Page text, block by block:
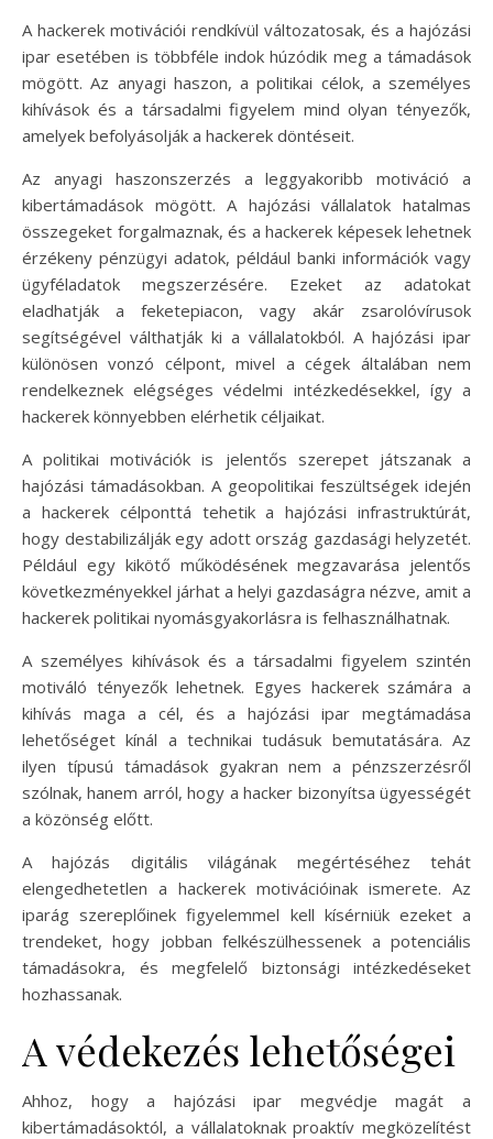
A hackerek motivációi rendkívül változatosak, és a hajózási
ipar esetében is többféle indok húzódik meg a támadások
mögött. Az anyagi haszon, a politikai célok, a személyes
kihívások és a társadalmi figyelem mind olyan tényezők,
amelyek befolyásolják a hackerek döntéseit.
Az anyagi haszonszerzés a leggyakoribb motiváció a
kibertámadások mögött. A hajózási vállalatok hatalmas
összegeket forgalmaznak, és a hackerek képesek lehetnek
érzékeny pénzügyi adatok, például banki információk vagy
ügyféladatok megszerzésére. Ezeket az adatokat
eladhatják a feketepiacon, vagy akár zsarolóvírusok
segítségével válthatják ki a vállalatokból. A hajózási ipar
különösen vonzó célpont, mivel a cégek általában nem
rendelkeznek elégséges védelmi intézkedésekkel, így a
hackerek könnyebben elérhetik céljaikat.
A politikai motivációk is jelentős szerepet játszanak a
hajózási támadásokban. A geopolitikai feszültségek idején
a hackerek célponttá tehetik a hajózási infrastruktúrát,
hogy destabilizálják egy adott ország gazdasági helyzetét.
Például egy kikötő működésének megzavarása jelentős
következményekkel járhat a helyi gazdaságra nézve, amit a
hackerek politikai nyomásgyakorlásra is felhasználhatnak.
A személyes kihívások és a társadalmi figyelem szintén
motiváló tényezők lehetnek. Egyes hackerek számára a
kihívás maga a cél, és a hajózási ipar megtámadása
lehetőséget kínál a technikai tudásuk bemutatására. Az
ilyen típusú támadások gyakran nem a pénzszerzésről
szólnak, hanem arról, hogy a hacker bizonyítsa ügyességét
a közönség előtt.
A hajózás digitális világának megértéséhez tehát
elengedhetetlen a hackerek motivációinak ismerete. Az
iparág szereplőinek figyelemmel kell kísérniük ezeket a
trendeket, hogy jobban felkészülhessenek a potenciális
támadásokra, és megfelelő biztonsági intézkedéseket
hozhassanak.
A védekezés lehetőségei
Ahhoz, hogy a hajózási ipar megvédje magát a
kibertámadásoktól, a vállalatoknak proaktív megközelítést